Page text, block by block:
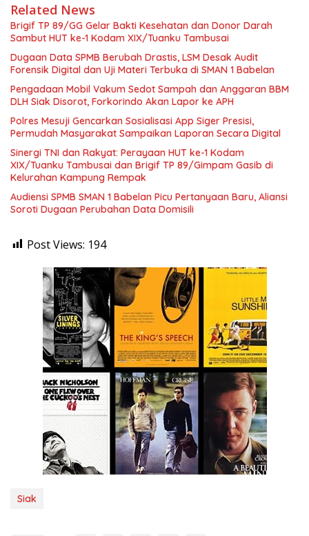
Related News
Brigif TP 89/GG Gelar Bakti Kesehatan dan Donor Darah
Sambut HUT ke-1 Kodam XIX/Tuanku Tambusai
Dugaan Data SPMB Berubah Drastis, LSM Desak Audit
Forensik Digital dan Uji Materi Terbuka di SMAN 1 Babelan
Pengadaan Mobil Vakum Sedot Sampah dan Anggaran BBM
DLH Siak Disorot, Forkorindo Akan Lapor ke APH
Polres Mesuji Gencarkan Sosialisasi App Siger Presisi,
Permudah Masyarakat Sampaikan Laporan Secara Digital
Sinergi TNI dan Rakyat: Perayaan HUT ke-1 Kodam
XIX/Tuanku Tambusai dan Brigif TP 89/Gimpam Gasib di
Kelurahan Kampung Rempak
Audiensi SPMB SMAN 1 Babelan Picu Pertanyaan Baru, Aliansi
Soroti Dugaan Perubahan Data Domisili
Post Views: 194
Siak